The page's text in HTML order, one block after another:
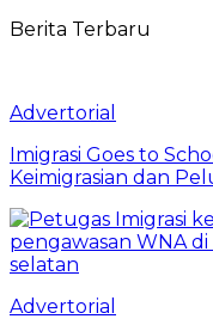
Berita Terbaru
Advertorial
Imigrasi Goes to
Keimigrasian dan
Advertorial